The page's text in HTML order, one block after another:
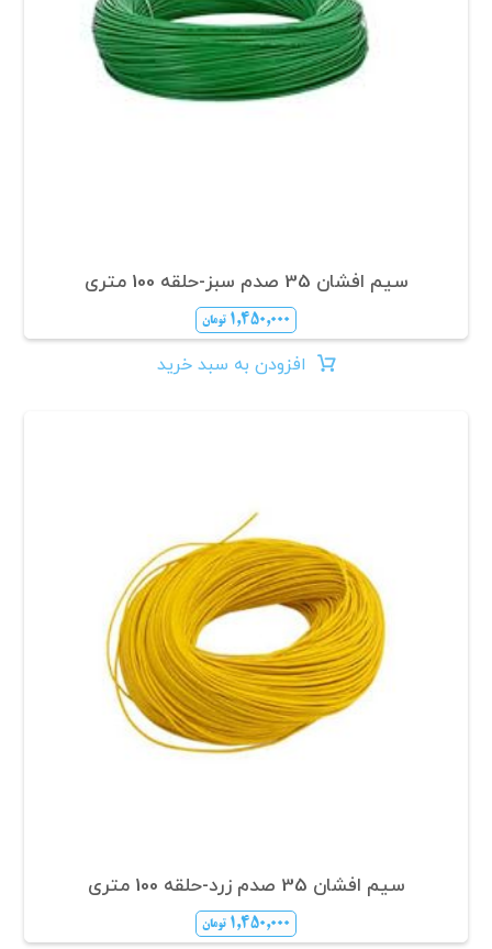
سیم افشان 35 صدم سبز-حلقه 100 متری
۱,۴۵۰,۰۰۰ تومان
افزودن به سبد خرید
سیم افشان 35 صدم زرد-حلقه 100 متری
۱,۴۵۰,۰۰۰ تومان